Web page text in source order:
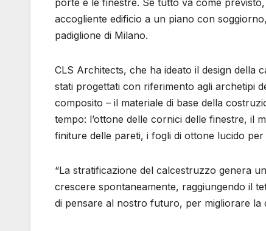
porte e le finestre. Se tutto va come
accogliente edificio a un piano con
padiglione di Milano.
CLS Architects, che ha ideato il design della
stati progettati con riferimento agli archetipi
composito – il materiale di base della
tempo: l’ottone delle cornici delle finestre, il
finiture delle pareti, i fogli di ottone lucido
“La stratificazione del calcestruzzo genera
crescere spontaneamente, raggiungendo il
di pensare al nostro futuro, per migliorare la